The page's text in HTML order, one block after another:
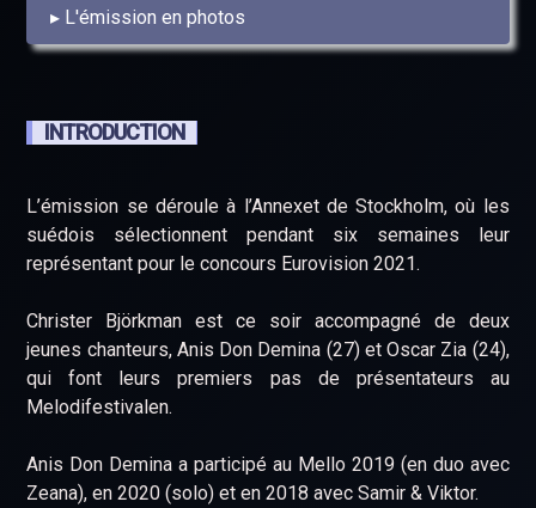
L'émission en photos
INTRODUCTION
L’émission se déroule à l’Annexet de Stockholm, où les
suédois sélectionnent pendant six semaines leur
représentant pour le concours Eurovision 2021.
Christer Björkman est ce soir accompagné de deux
jeunes chanteurs, Anis Don Demina (27) et Oscar Zia (24),
qui font leurs premiers pas de présentateurs au
Melodifestivalen.
Anis Don Demina a participé au Mello 2019 (en duo avec
Zeana), en 2020 (solo) et en 2018 avec Samir & Viktor.